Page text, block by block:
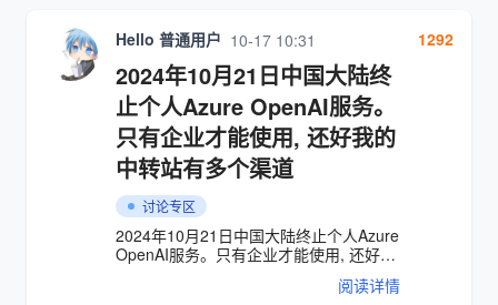
系统：CentOS 6.x / 7.x (Ubuntu、
Debian、Fedora 请点这里)， 确保是干
净的操作系统，不支持32位系统，没有安
装过其它环境带的
Apache/Nginx/php/MySQL（已有环境不
可安装） 以下主机商必看（开端口教程，
不开不能用）： 腾讯云：
https://www.bt.cn/bbs/thread-1229-1-
1.html 阿里云：
https://www.bt.cn/bbs/thread-2897-1-
1.html 华为云：
https://www.bt.cn/bbs/thread-3923-1-
1.html 5.9是早期版本，不推荐安装，强
Hello 普通用户 10-17 10:31
2024年10月21日中国大陆终
止个人Azure OpenAI服务。
只有企业才能使用, 还好我的
中转站有多个渠道
讨论专区
2024年10月21日中国大陆终止个人Azure
OpenAI服务。只有企业才能使用, 还好我
阅读详情
1292